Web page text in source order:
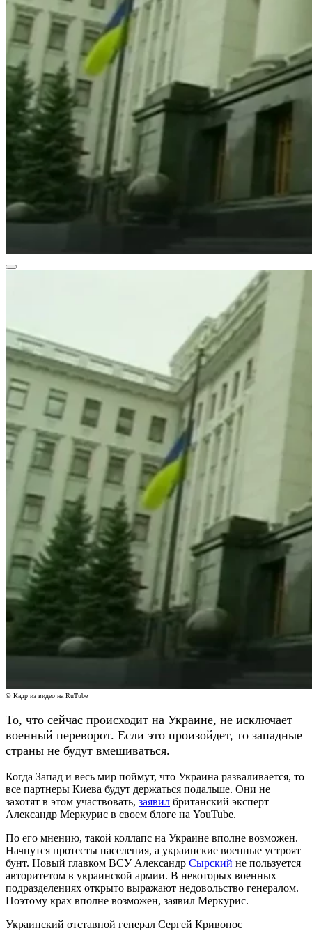
© Кадр из видео на RuTube
То, что сейчас происходит на Украине, не исключает
военный переворот. Если это произойдет, то западные
страны не будут вмешиваться.
Когда Запад и весь мир поймут, что Украина разваливается, то
все партнеры Киева будут держаться подальше. Они не
захотят в этом участвовать, заявил британский эксперт
Александр Меркурис в своем блоге на YouTube.
По его мнению, такой коллапс на Украине вполне возможен.
Начнутся протесты населения, а украинские военные устроят
бунт. Новый главком ВСУ Александр Сырский не пользуется
авторитетом в украинской армии. В некоторых военных
подразделениях открыто выражают недовольство генералом.
Поэтому крах вполне возможен, заявил Меркурис.
Украинский отставной генерал Сергей Кривонос